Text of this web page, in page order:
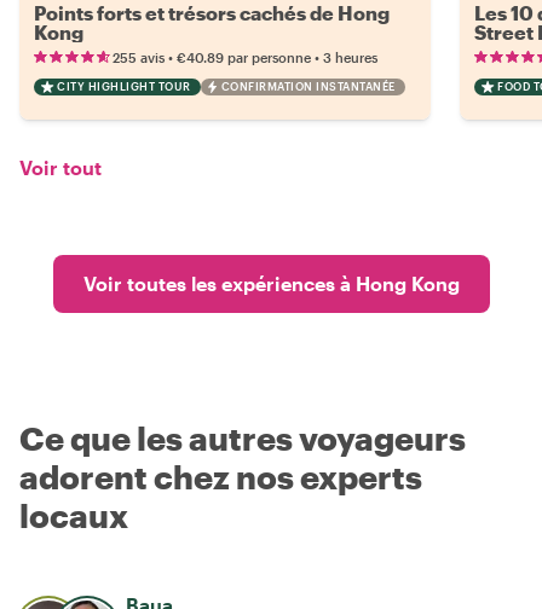
Points forts et trésors cachés de Hong
Kong
255 avis • €40.89 par personne • 3 heures
CITY HIGHLIGHT TOUR CONFIRMATION INSTANTANÉE
Les 10
Street
FOOD
Voir tout
Voir toutes les expériences à Hong Kong
Ce que les autres voyageurs
adorent chez nos experts
locaux